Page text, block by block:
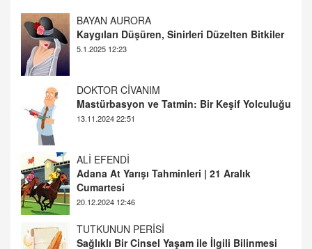
DOKTOR CİVANIM
ALİ EFENDİ
20.12.2024 12:46
TUTKUNUN PERİSİ
Sağlıklı Bir Cinsel Yaşam ile İlgili Bilinmesi
08.11.2024 13:16